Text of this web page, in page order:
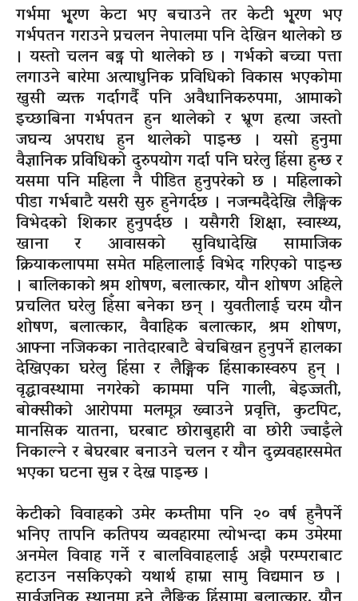
गर्भमा भू्रण केटा भए बचाउने तर केटी भू्रण भए
गर्भपतन गराउने प्रचलन नेपालमा पनि देखिन थालेको छ
। यस्तो चलन बढ्न पो थालेको छ । गर्भको बच्चा पत्ता
लगाउने बारेमा अत्याधुनिक प्रविधिको विकास भएकोमा
खुसी व्यक्त गर्दागर्दै पनि अवैधानिकरुपमा, आमाको
इच्छाबिना गर्भपतन हुन थालेको र भ्रूण हत्या जस्तो
जघन्य अपराध हुन थालेको पाइन्छ । यसो हुनुमा
वैज्ञानिक प्रविधिको दुरुपयोग गर्दा पनि घरेलु हिंसा हुन्छ र
यसमा पनि महिला नै पीडित हुनुपरेको छ । महिलाको
पीडा गर्भबाटै यसरी सुरु हुनेगर्दछ । नजन्मदैदेखि लैङ्गिक
विभेदको शिकार हुनुपर्दछ । यसैगरी शिक्षा, स्वास्थ्य,
खाना र आवासको सुविधादेखि सामाजिक
क्रियाकलापमा समेत महिलालाई विभेद गरिएको पाइन्छ
। बालिकाको श्रम शोषण, बलात्कार, यौन शोषण अहिले
प्रचलित घरेलु हिँसा बनेका छन् । युवतीलाई चरम यौन
शोषण, बलात्कार, वैवाहिक बलात्कार, श्रम शोषण,
आफ्ना नजिकका नातेदारबाटै बेचबिखन हुनुपर्ने हालका
देखिएका घरेलु हिंसा र लैङ्गिक हिंसाकास्वरुप हुन् ।
वृद्धावस्थामा नगरेको काममा पनि गाली, बेइज्जती,
बोक्सीको आरोपमा मलमूत्र ख्वाउने प्रवृत्ति, कुटपिट,
मानसिक यातना, घरबाट छोराबुहारी वा छोरी ज्वाइँले
निकाल्ने र बेघरबार बनाउने चलन र यौन दुव्र्यवहारसमेत
भएका घटना सुन्न र देख्न पाइन्छ ।
केटीको विवाहको उमेर कम्तीमा पनि २० वर्ष हुनैपर्ने
भनिए तापनि कतिपय व्यवहारमा त्योभन्दा कम उमेरमा
अनमेल विवाह गर्ने र बालविवाहलाई अझै परम्पराबाट
हटाउन नसकिएको यथार्थ हाम्रा सामु विद्यमान छ ।